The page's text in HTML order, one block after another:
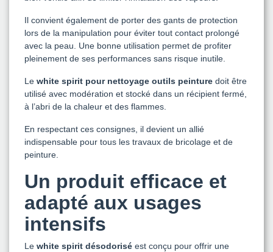
Il convient également de porter des gants de protection
lors de la manipulation pour éviter tout contact prolongé
avec la peau. Une bonne utilisation permet de profiter
pleinement de ses performances sans risque inutile.
Le white spirit pour nettoyage outils peinture doit être
utilisé avec modération et stocké dans un récipient fermé,
à l’abri de la chaleur et des flammes.
En respectant ces consignes, il devient un allié
indispensable pour tous les travaux de bricolage et de
peinture.
Un produit efficace et
adapté aux usages
intensifs
Le white spirit désodorisé est conçu pour offrir une